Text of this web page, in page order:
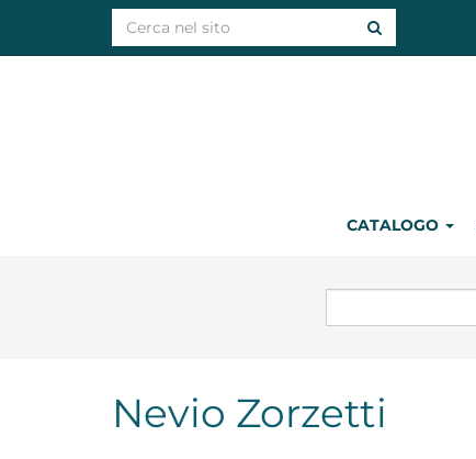
CATALOGO
Nevio Zorzetti